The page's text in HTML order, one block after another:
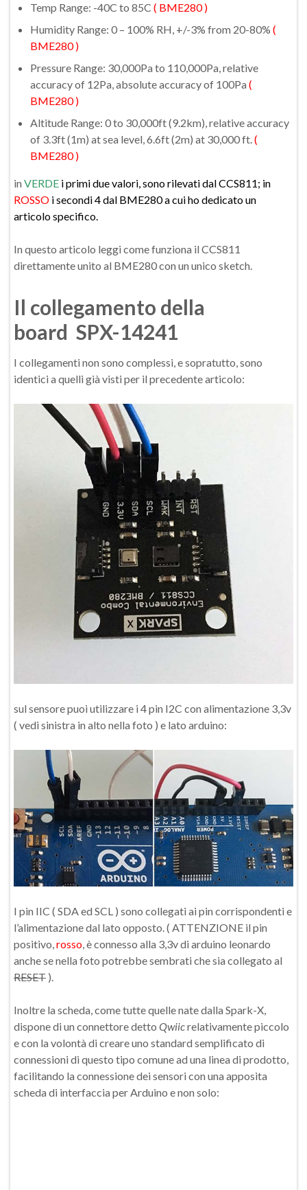
Temp Range: -40C to 85C ( BME280 )
Humidity Range: 0 – 100% RH, +/-3% from 20-80% (
BME280 )
Pressure Range: 30,000Pa to 110,000Pa, relative
accuracy of 12Pa, absolute accuracy of 100Pa (
BME280 )
Altitude Range: 0 to 30,000ft (9.2km), relative accuracy
of 3.3ft (1m) at sea level, 6.6ft (2m) at 30,000 ft.(
BME280 )
in VERDE i primi due valori, sono rilevati dal CCS811; in
ROSSO i secondi 4 dal BME280 a cui ho dedicato un
articolo specifico.
In questo articolo leggi come funziona il CCS811
direttamente unito al BME280 con un unico sketch.
Il collegamento della
board SPX-14241
I collegamenti non sono complessi, e sopratutto, sono
identici a quelli già visti per il precedente articolo:
sul sensore puoi utilizzare i 4 pin I2C con alimentazione 3,3v
( vedi sinistra in alto nella foto ) e lato arduino:
I pin IIC ( SDA ed SCL ) sono collegati ai pin corrispondenti e
l’alimentazione dal lato opposto. ( ATTENZIONE il pin
positivo,rosso, è connesso alla 3,3v di arduino leonardo
anche se nella foto potrebbe sembrati che sia collegato al
RESET ).
Inoltre la scheda, come tutte quelle nate dalla Spark-X,
dispone di un connettore detto Qwiicrelativamente piccolo
e con la volontà di creare uno standard semplificato di
connessioni di questo tipo comune ad una linea di prodotto,
facilitando la connessione dei sensori con una apposita
scheda di interfaccia per Arduino e non solo: